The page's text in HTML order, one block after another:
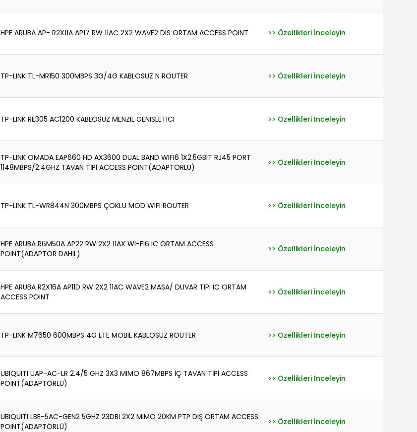
HPE ARUBA AP- R2X11A AP17 RW 11AC 2X2 WAVE2 DIS ORTAM ACCESS POINT >> Özellikleri İnceleyin
TP-LINK TL-MR150 300MBPS 3G/4G KABLOSUZ N ROUTER >> Özellikleri İnceleyin
TP-LINK RE305 AC1200 KABLOSUZ MENZIL GENISLETICI >> Özellikleri İnceleyin
TP-LINK OMADA EAP660 HD AX3600 DUAL BAND WIFI6 1X2.5GBIT RJ45 PORT
1148MBPS/2.4GHZ TAVAN TİPİ ACCESS POINT(ADAPTÖRLÜ)
>> Özellikleri İnceleyin
TP-LINK TL-WR844N 300MBPS ÇOKLU MOD WIFI ROUTER >> Özellikleri İnceleyin
HPE ARUBA R6M50A AP22 RW 2X2 11AX WI-FI6 IC ORTAM ACCESS
POINT(ADAPTOR DAHIL)
>> Özellikleri İnceleyin
HPE ARUBA R2X16A AP11D RW 2X2 11AC WAVE2 MASA/ DUVAR TIPI IC ORTAM
ACCESS POINT
>> Özellikleri İnceleyin
TP-LINK M7650 600MBPS 4G LTE MOBIL KABLOSUZ ROUTER >> Özellikleri İnceleyin
UBIQUITI UAP-AC-LR 2.4/5 GHZ 3X3 MIMO 867MBPS İÇ TAVAN TİPİ ACCESS
POINT(ADAPTÖRLÜ)
>> Özellikleri İnceleyin
UBIQUITI LBE-5AC-GEN2 5GHZ 23DBI 2X2 MIMO 20KM PTP DIŞ ORTAM ACCESS
POINT(ADAPTÖRLÜ)
>> Özellikleri İnceleyin